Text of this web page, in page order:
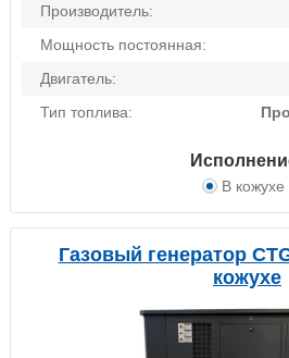
Производитель:
Мощность постоянная:
Двигатель:
Тип топлива:
В кожухе
Газовый генератор
кожухе